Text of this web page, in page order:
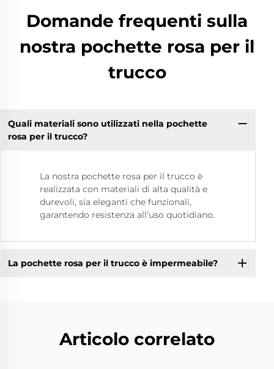
Domande frequenti sulla
nostra pochette rosa per il
trucco
Quali materiali sono utilizzati nella pochette
rosa per il trucco?
La nostra pochette rosa per il trucco è
realizzata con materiali di alta qualità e
durevoli, sia eleganti che funzionali,
garantendo resistenza all’uso quotidiano.
La pochette rosa per il trucco è impermeabile?
Articolo correlato